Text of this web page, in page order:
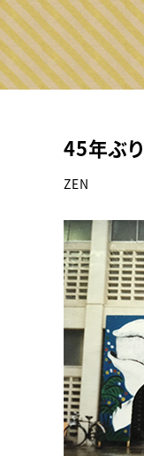
45年ぶ
ZEN